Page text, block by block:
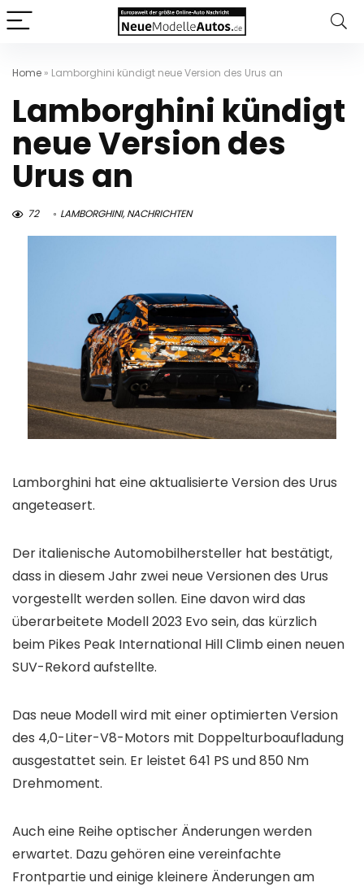
Home » Lamborghini kündigt neue Version des Urus an
Lamborghini kündigt
neue Version des
Urus an
72 LAMBORGHINI,NACHRICHTEN
Lamborghini hat eine aktualisierte Version des Urus
angeteasert.
Der italienische Automobilhersteller hat bestätigt,
dass in diesem Jahr zwei neue Versionen des Urus
vorgestellt werden sollen. Eine davon wird das
überarbeitete Modell 2023 Evo sein, das kürzlich
beim Pikes Peak International Hill Climb einen neuen
SUV-Rekord aufstellte.
Das neue Modell wird mit einer optimierten Version
des 4,0-Liter-V8-Motors mit Doppelturboaufladung
ausgestattet sein. Er leistet 641 PS und 850 Nm
Drehmoment.
Auch eine Reihe optischer Änderungen werden
erwartet. Dazu gehören eine vereinfachte
Frontpartie und einige kleinere Änderungen am